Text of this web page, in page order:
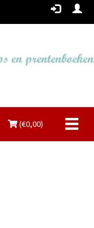
(€0,00)